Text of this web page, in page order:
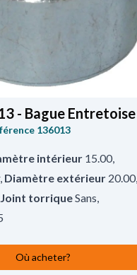
- Bague Entretoise
136013
intérieur 15.00,
, Diamètre extérieur 20.00,
Joint torriqueSans
Où acheter?